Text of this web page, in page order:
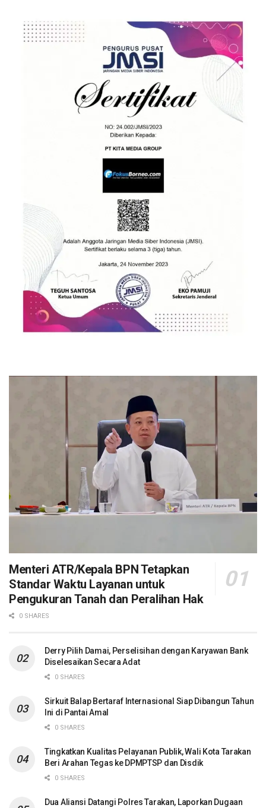
Menteri ATR/Kepala BPN Tetapkan
Standar Waktu Layanan untuk
Pengukuran Tanah dan Peralihan Hak
0 SHARES
Derry Pilih Damai, Perselisihan dengan Karyawan Bank
Diselesaikan Secara Adat
0 SHARES
Sirkuit Balap Bertaraf Internasional Siap Dibangun Tahun
Ini di Pantai Amal
0 SHARES
Tingkatkan Kualitas Pelayanan Publik, Wali Kota Tarakan
Beri Arahan Tegas ke DPMPTSP dan Disdik
0 SHARES
Dua Aliansi Datangi Polres Tarakan, Laporkan Dugaan